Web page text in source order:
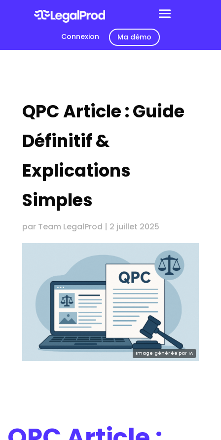
Connexion Ma démo
QPC Article : Guide
Définitif &
Explications
Simples
par Team LegalProd | 2 juillet 2025